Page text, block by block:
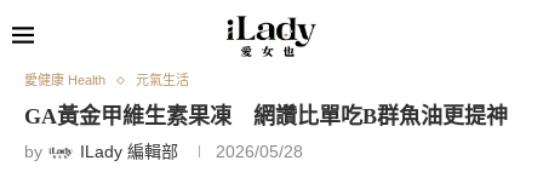
愛健康 Health 元氣生活
GA黃金甲維生素果凍 網讚比單吃B群魚油更提神
by ILady 編輯部 2026/05/28